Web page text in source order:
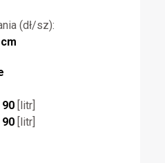
(dł/sz):
90[litr]
90[litr]